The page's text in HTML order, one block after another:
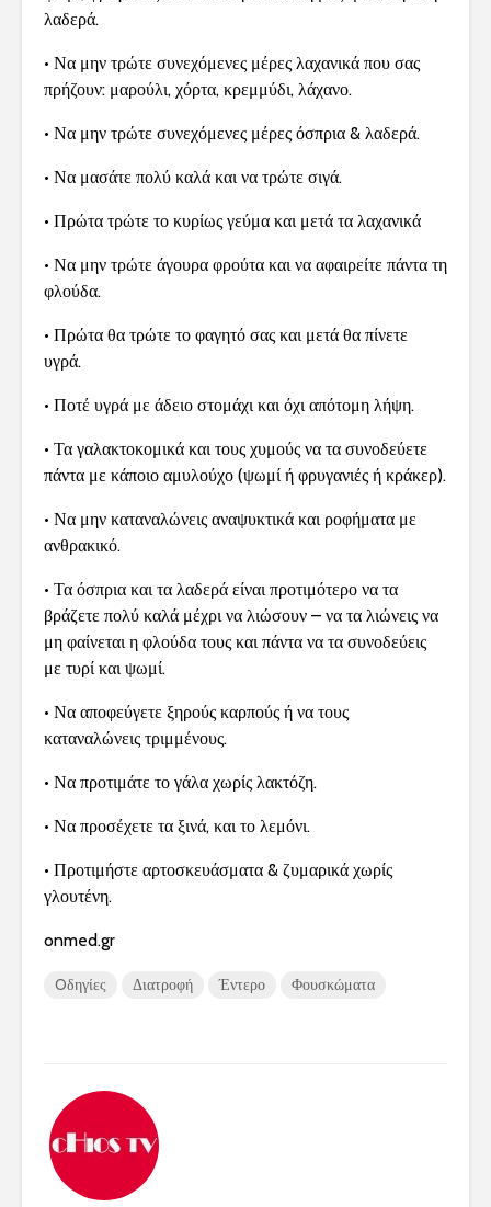
λαδερά.
• Να μην τρώτε συνεχόμενες μέρες λαχανικά που σας
πρήζουν: μαρούλι, χόρτα, κρεμμύδι, λάχανο.
• Να μην τρώτε συνεχόμενες μέρες όσπρια & λαδερά.
• Να μασάτε πολύ καλά και να τρώτε σιγά.
• Πρώτα τρώτε το κυρίως γεύμα και μετά τα λαχανικά
• Να μην τρώτε άγουρα φρούτα και να αφαιρείτε πάντα τη
φλούδα.
• Πρώτα θα τρώτε το φαγητό σας και μετά θα πίνετε
υγρά.
• Ποτέ υγρά με άδειο στομάχι και όχι απότομη λήψη.
• Τα γαλακτοκομικά και τους χυμούς να τα συνοδεύετε
πάντα με κάποιο αμυλούχο (ψωμί ή φρυγανιές ή κράκερ).
• Να μην καταναλώνεις αναψυκτικά και ροφήματα με
ανθρακικό.
• Τα όσπρια και τα λαδερά είναι προτιμότερο να τα
βράζετε πολύ καλά μέχρι να λιώσουν – να τα λιώνεις να
μη φαίνεται η φλούδα τους και πάντα να τα συνοδεύεις
με τυρί και ψωμί.
• Να αποφεύγετε ξηρούς καρπούς ή να τους
καταναλώνεις τριμμένους.
• Να προτιμάτε το γάλα χωρίς λακτόζη.
• Να προσέχετε τα ξινά, και το λεμόνι.
• Προτιμήστε αρτοσκευάσματα & ζυμαρικά χωρίς
γλουτένη.
onmed.gr
Oδηγίες Διατροφή Έντερο Φουσκώματα